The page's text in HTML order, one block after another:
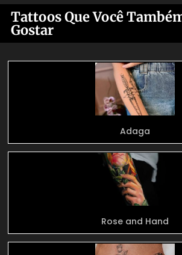
Tattoos Que Você
Gostar
Adaga
Rose and Hand